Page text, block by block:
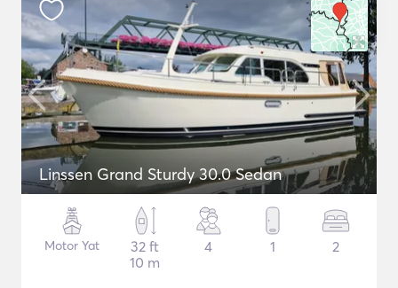
Linssen Grand Sturdy 30.0 Sedan
Motor Yat
32 ft
10 m
4 1 2